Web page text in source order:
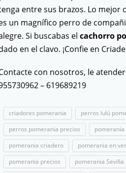
entre sus brazos. Lo mejor
un magnífico perro de
Si buscabas el cachorro
en el clavo. ¡Confie en
con nosotros, le
– 619689219
criadores pomerania
perros lulú
perros pomerania precios
pomerania criadero
pomerania en
pomerania precios
pomerania Sevilla